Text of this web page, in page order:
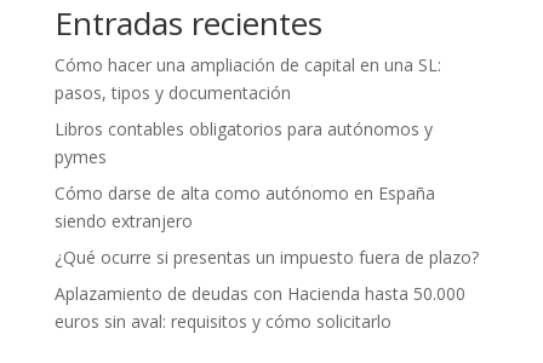
Entradas recientes
Cómo hacer una ampliación de capital en una SL:
pasos, tipos y documentación
Libros contables obligatorios para autónomos y
pymes
Cómo darse de alta como autónomo en España
siendo extranjero
¿Qué ocurre si presentas un impuesto fuera de plazo?
Aplazamiento de deudas con Hacienda hasta 50.000
euros sin aval: requisitos y cómo solicitarlo